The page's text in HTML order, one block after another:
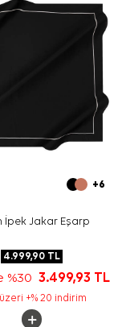
+6
İpek Jakar Eşarp
4.999,90 TL
%30 3.499,93 TL
+% 20 indirim